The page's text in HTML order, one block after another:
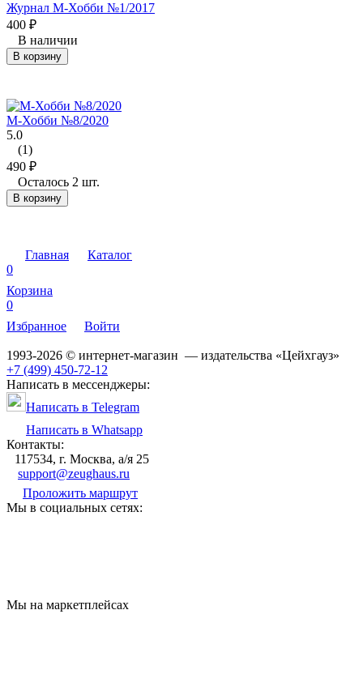
Журнал М-Хобби №1/2017
400 ₽
В наличии
В корзину
М-Хобби №8/2020
5.0
(1)
490 ₽
Осталось 2 шт.
В корзину
Главная
Каталог
0
Корзина
0
Избранное
Войти
1993-2026 © интернет-магазин — издательства «Цейхгауз»
+7 (499) 450-72-12
Написать в мессенджеры:
Написать в Telegram
Написать в Whatsapp
Контакты:
117534, г. Москва, а/я 25
support@zeughaus.ru
Проложить маршрут
Мы в социальных сетях:
Мы на маркетплейсах